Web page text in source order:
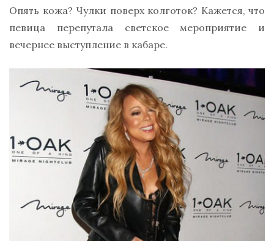
Опять кожа? Чулки поверх колготок? Кажется, что
певица перепутала светское мероприятие и
вечернее выступление в кабаре.